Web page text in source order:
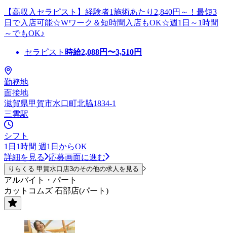
【高収入セラピスト】経験者1施術あたり2,840円～！最短3
日で入店可能☆Wワーク＆短時間入店もOK☆週1日～1時間
～でもOK♪
セラピスト 時給2,088円〜3,510円
勤務地
面接地
滋賀県甲賀市水口町北脇1834-1
三雲駅
シフト
1日1時間 週1日からOK
詳細を見る
応募画面に進む
りらくる 甲賀水口店3のその他の求人を見る
アルバイト・パート
カットコムズ 石部店(パート)